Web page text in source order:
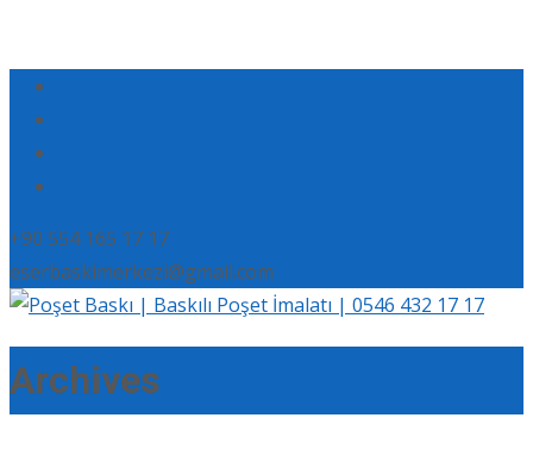
+90 554 165 17 17
eserbaskimerkezi@gmail.com
Archives